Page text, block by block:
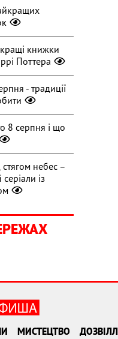
книжки
Поттера
- традиції
8 серпня і що
небес –
із
МИСТЕЦТВО